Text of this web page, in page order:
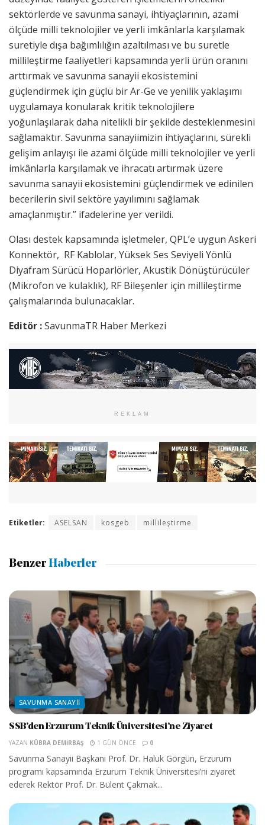
sektörlerde ve savunma sanayi, ihtiyaçlarının, azami
ölçüde milli teknolojiler ve yerli imkânlarla karşılamak
suretiyle dışa bağımlılığın azaltılması ve bu suretle
millileştirme faaliyetleri kapsamında yerli ürün oranını
arttırmak ve savunma sanayii ekosistemini
güçlendirmek için güçlü bir Ar-Ge ve yenilik yaklaşımı
uygulamaya konularak kritik teknolojilere
yoğunlaşılarak daha nitelikli bir şekilde desteklenmesini
sağlamaktır. Savunma sanayiimizin ihtiyaçlarını, sürekli
gelişim anlayışı ile azami ölçüde milli teknolojiler ve yerli
imkânlarla karşılamak ve ihracatı artırmak üzere
savunma sanayii ekosistemini güçlendirmek ve edinilen
becerilerin sivil sektöre yayılımını sağlamak
amaçlanmıştır.” ifadelerine yer verildi.
Olası destek kapsamında işletmeler, QPL’e uygun Askeri
Konnektör, RF Kablolar, Yüksek Ses Seviyeli Yönlü
Diyafram Sürücü Hoparlörler, Akustik Dönüştürücüler
(Mikrofon ve kulaklık), RF Bileşenler için millileştirme
çalışmalarında bulunacaklar.
Editör :SavunmaTR Haber Merkezi
REKLAM
Etiketler: ASELSAN kosgeb millileştirme
Benzer Haberler
SAVUNMA SANAYII
SSB’den Erzurum Teknik Üniversitesi’ne Ziyaret
YAZAN KÜBRA DEMIRBAŞ 1 GÜN ÖNCE 0
Savunma Sanayii Başkanı Prof. Dr. Haluk Görgün, Erzurum
programı kapsamında Erzurum Teknik Üniversitesi’ni ziyaret
ederek Rektör Prof. Dr. Bülent Çakmak...